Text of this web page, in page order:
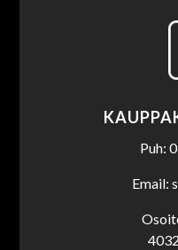
Puh:
Email: